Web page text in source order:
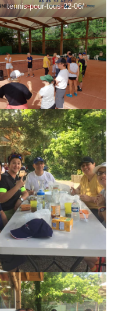
tennis-pour-tous-22-06/